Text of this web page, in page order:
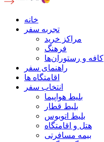
خانه
تجربه سفر
مراکز خرید
فرهنگ
کافه و رستوران‌ها
راهنمای سفر
اقامتگاه ها
انتخاب سفر
بلیط هواپیما
بلیط قطار
بلیط اتوبوس
هتل و اقامتگاه
بیمه مسافرتی